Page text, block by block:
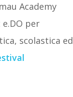
Academy
per
scolastica ed